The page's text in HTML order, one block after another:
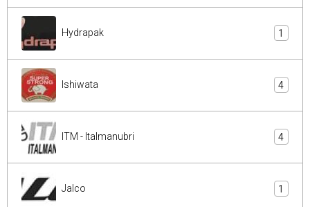
Hydrapak 1
Ishiwata 4
ITM - Italmanubri 4
Jalco 1